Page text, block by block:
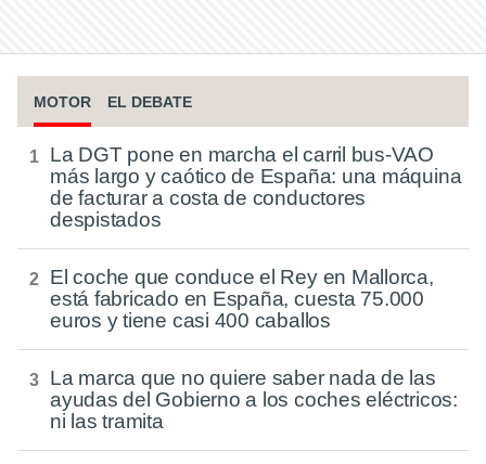
MOTOR EL DEBATE
La DGT pone en marcha el carril bus-VAO
más largo y caótico de España: una máquina
de facturar a costa de conductores
despistados
El coche que conduce el Rey en Mallorca,
está fabricado en España, cuesta 75.000
euros y tiene casi 400 caballos
La marca que no quiere saber nada de las
ayudas del Gobierno a los coches eléctricos:
ni las tramita